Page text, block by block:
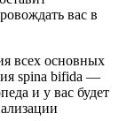
вас в
всех основных
spina bifida —
и у вас будет